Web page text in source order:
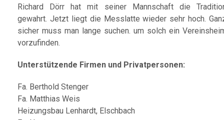
Richard Dörr hat mit seiner Mannschaft die
gewahrt. Jetzt liegt die Messlatte wieder sehr hoch.
sicher muss man lange suchen. um solch ein
vorzufinden.
Unterstützende Firmen und Privatpersonen:
Fa. Berthold Stenger
Fa. Matthias Weis
Heizungsbau Lenhardt, Elschbach